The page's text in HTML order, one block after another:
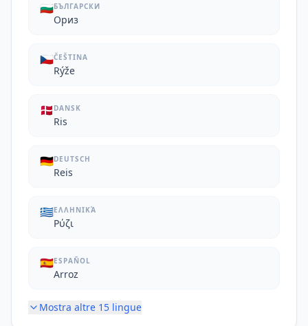
🇧🇬БЪЛГАРСКИ
Ориз
🇨🇿ČEŠTINA
Rýže
🇩🇰 DANSK
Ris
🇩🇪DEUTSCH
Reis
🇬🇷ΕΛΛΗΝΙΚΆ
Ρύζι
🇪🇸ESPAÑOL
Arroz
Mostra altre 15 lingue